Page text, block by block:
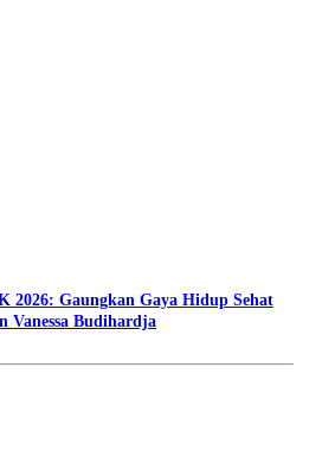
2026: Gaungkan Gaya Hidup Sehat
Vanessa Budihardja